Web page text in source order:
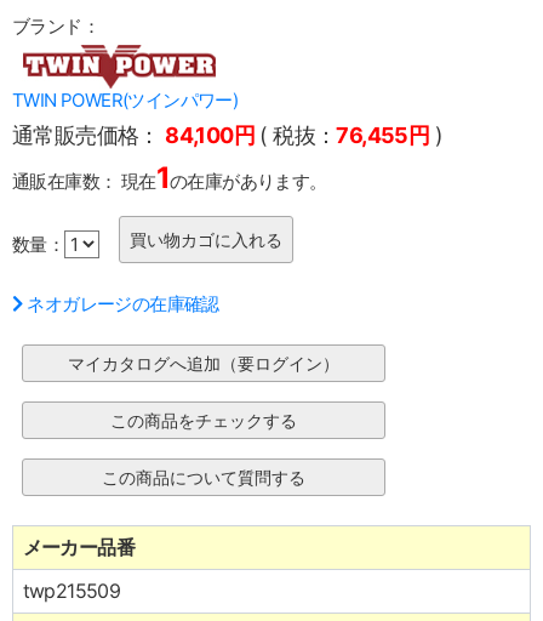
ブランド：
TWIN POWER(ツインパワー)
通常販売価格： 84,100円 ( 税抜：76,455円 )
通販在庫数： 現在1の在庫があります。
数量：
ネオガレージの在庫確認
メーカー品番
twp215509